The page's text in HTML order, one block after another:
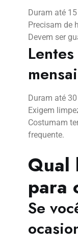
Duram até
Precisam de
Devem ser
Duram até
Exigem
Costumam
frequente.
Qual
para
Se